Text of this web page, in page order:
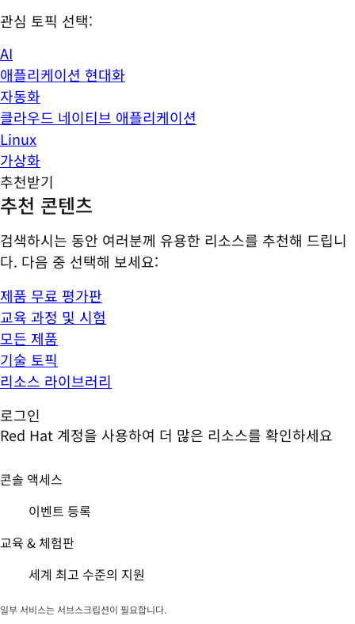
관심 토픽 선택:
AI
애플리케이션 현대화
자동화
클라우드 네이티브 애플리케이션
Linux
가상화
추천받기
추천 콘텐츠
검색하시는 동안 여러분께 유용한 리소스를 추천해 드립니
다. 다음 중 선택해 보세요:
제품 무료 평가판
교육 과정 및 시험
모든 제품
기술 토픽
리소스 라이브러리
로그인
Red Hat 계정을 사용하여 더 많은 리소스를 확인하세요
콘솔 액세스
이벤트 등록
교육 & 체험판
세계 최고 수준의 지원
일부 서비스는 서브스크립션이 필요합니다.